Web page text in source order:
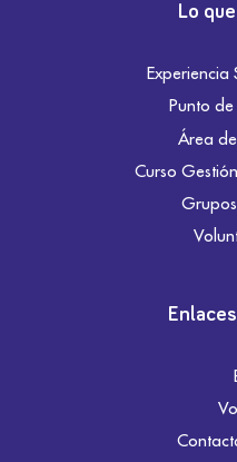
Lo
Experiencia
Punto
Área
Curso